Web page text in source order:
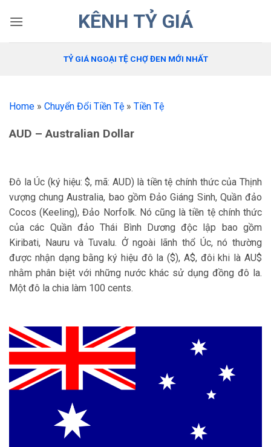
qua
KÊNH TỶ GIÁ
TỶ GIÁ NGOẠI TỆ CHỢ ĐEN MỚI NHẤT
Home » Chuyển Đổi Tiền Tệ » Tiền Tệ
AUD – Australian Dollar
Đô la Úc (ký hiệu: $, mã: AUD) là tiền tệ chính thức của Thịnh
vượng chung Australia, bao gồm Đảo Giáng Sinh, Quần đảo
Cocos (Keeling), Đảo Norfolk. Nó cũng là tiền tệ chính thức
của các Quần đảo Thái Bình Dương độc lập bao gồm
Kiribati, Nauru và Tuvalu. Ở ngoài lãnh thổ Úc, nó thường
được nhận dạng bằng ký hiệu đô la ($), A$, đôi khi là AU$
nhằm phân biệt với những nước khác sử dụng đồng đô la.
Một đô la chia làm 100 cents.